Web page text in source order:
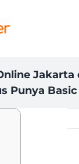
Jakarta
Punya